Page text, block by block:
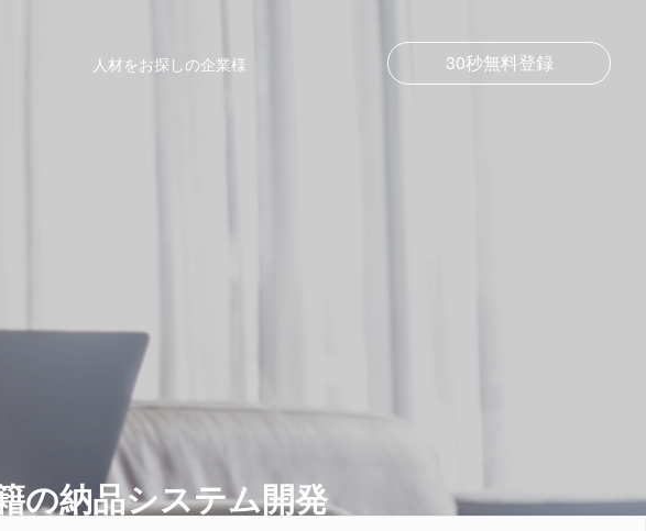
人材をお探しの企業様 30秒無料登録
の納品システム開発